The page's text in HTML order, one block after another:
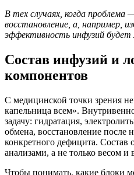
В тех случаях, когда
восстановление, а, например,
эффективность инфузий будет
Состав инфузий и
компонентов
С медицинской точки зрения
капельница всем».
задачу: гидратация,
обмена, восстановление после
конкретного дефицита. Состав
анализами, а не только весом и
Чтобы понимать, какие блоки